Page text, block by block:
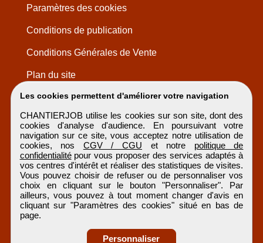
Les cookies permettent d'améliorer votre navigation
CHANTIERJOB utilise les cookies sur son site, dont des
cookies d'analyse d'audience. En poursuivant votre
navigation sur ce site, vous acceptez notre utilisation de
cookies, nos CGV / CGU et notre politique de
confidentialitépour vous proposer des services adaptés à
vos centres d'intérêt et réaliser des statistiques de visites.
Vous pouvez choisir de refuser ou de personnaliser vos
choix en cliquant sur le bouton "Personnaliser". Par
ailleurs, vous pouvez à tout moment changer d'avis en
cliquant sur "Paramètres des cookies" situé en bas de
page.
Personnaliser
Paramètres des cookies
Conditions de publication
Conditions Générales de Vente
Plan du site